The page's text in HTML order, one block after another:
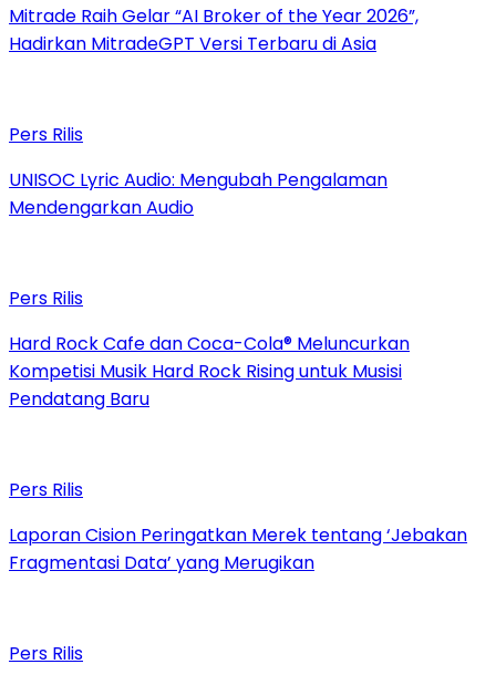
Mitrade Raih Gelar “AI Broker of the Year 2026”,
Hadirkan MitradeGPT Versi Terbaru di Asia
Pers Rilis
UNISOC Lyric Audio: Mengubah Pengalaman
Mendengarkan Audio
Pers Rilis
Hard Rock Cafe dan Coca-Cola® Meluncurkan
Kompetisi Musik Hard Rock Rising untuk Musisi
Pendatang Baru
Pers Rilis
Laporan Cision Peringatkan Merek tentang ‘Jebakan
Fragmentasi Data’ yang Merugikan
Pers Rilis